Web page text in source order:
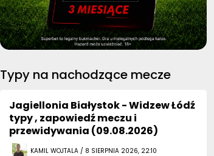
Typy na nachodzące mecze
Jagiellonia Białystok - Widzew Łódź
typy , zapowiedź meczu i
przewidywania (09.08.2026)
KAMIL WOJTALA / 8 SIERPNIA 2026, 22:10